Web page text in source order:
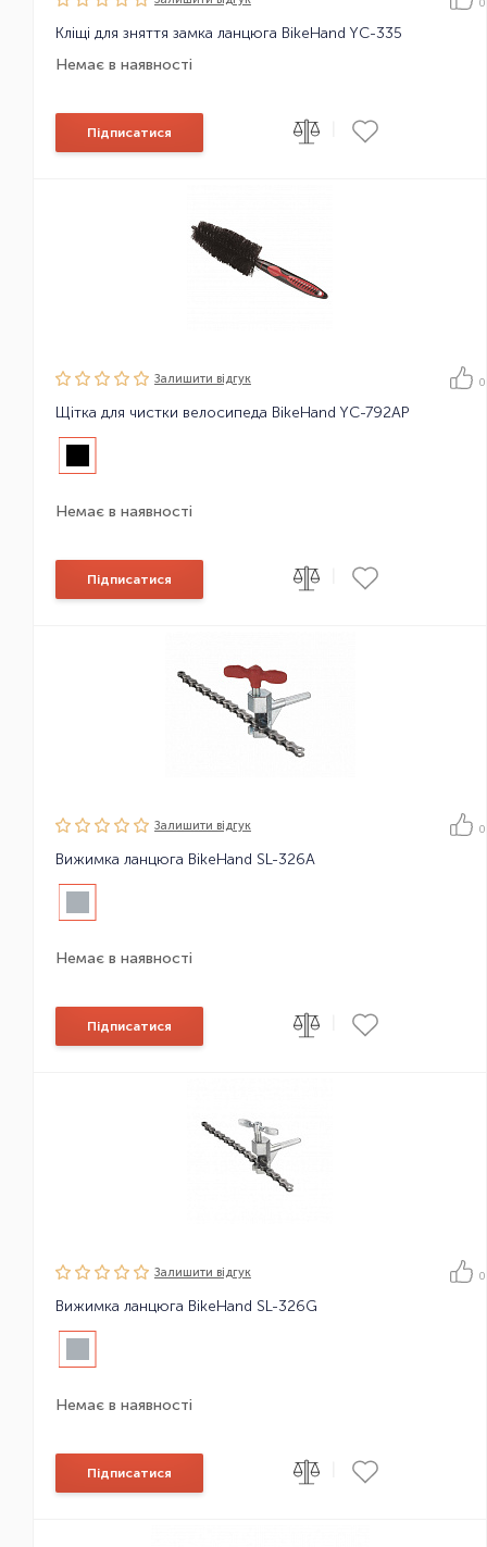
0
Кліщі для зняття замка ланцюга BikeHand YC-335
Немає в наявності
Підписатися
Залишити вiдгук 0
Щітка для чистки велосипеда BikeHand YC-792AP
Немає в наявності
Підписатися
Залишити вiдгук 0
Вижимка ланцюга BikeHand SL-326A
Немає в наявності
Підписатися
Залишити вiдгук 0
Вижимка ланцюга BikeHand SL-326G
Немає в наявності
Підписатися